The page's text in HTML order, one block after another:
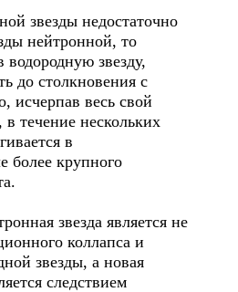
звезды недостаточно
нейтронной, то
водородную звезду,
до столкновения с
исчерпав весь свой
в течение нескольких
в
более крупного
звезда является не
коллапса и
звезды, а новая
следствием